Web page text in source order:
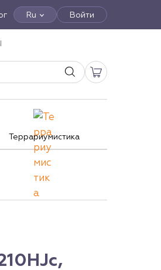
Ru Войти
Террариумистика